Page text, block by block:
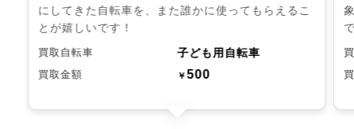
にしてきた自転車を、また誰かに使ってもらえるこ
とが嬉しいです！
買取自転車 子ども用自転車
買取金額 ￥500